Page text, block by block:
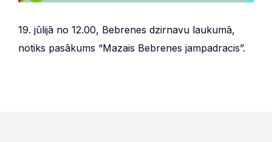
19. jūlijā no 12.00, Bebrenes dzirnavu laukumā,
notiks pasākums “Mazais Bebrenes jampadracis”.